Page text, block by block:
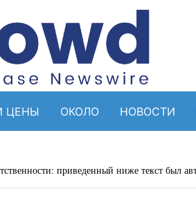
ЦЕНЫ ОКОЛО НОВОСТИ
приведенный ниже текст был